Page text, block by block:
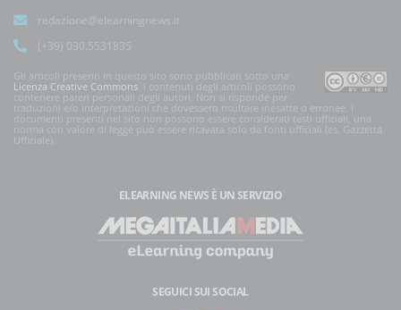
redazione@elearningnews.it
(+39) 030.5531835
Gli articoli presenti in questo sito sono pubblicati sotto una
Licenza Creative Commons. I contenuti degli articoli possono
contenere pareri personali degli autori. Non si risponde per
traduzioni e/o interpretazioni che dovessero risultare inesatte o erronee. I
documenti presenti nel sito non possono essere considerati testi ufficiali, una
norma con valore di legge può essere ricavata solo da fonti ufficiali (es. Gazzetta
Ufficiale).
ELEARNING NEWS È UN SERVIZIO
SEGUICI SUI SOCIAL